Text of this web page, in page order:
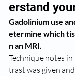
erstand
Gadolinium use
etermine which
n an MRI.
Technique notes in
trast was given